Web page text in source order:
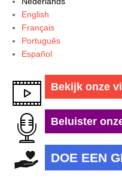
English
Français
Português
Español
Bekijk onze
Beluister
DOE EEN